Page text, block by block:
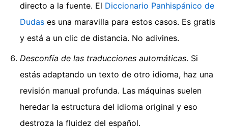
directo a la fuente. El Diccionario Panhispánico de
Dudas es una maravilla para estos casos. Es gratis
y está a un clic de distancia. No adivines.
Desconfía de las traducciones automáticas. Si
estás adaptando un texto de otro idioma, haz una
revisión manual profunda. Las máquinas suelen
heredar la estructura del idioma original y eso
destroza la fluidez del español.